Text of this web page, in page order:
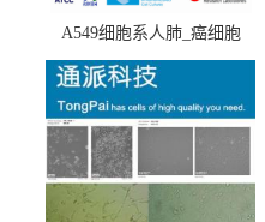
A549细胞系人肺_癌细胞
(A549细胞)